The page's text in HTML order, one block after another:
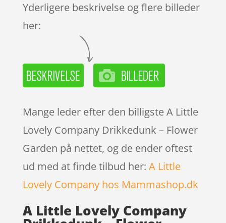
Yderligere beskrivelse og flere billeder
her:
Mange leder efter den billigste A Little
Lovely Company Drikkedunk – Flower
Garden på nettet, og de ender oftest
ud med at finde tilbud her: A Little
Lovely Company hos Mammashop.dk
A Little Lovely Company